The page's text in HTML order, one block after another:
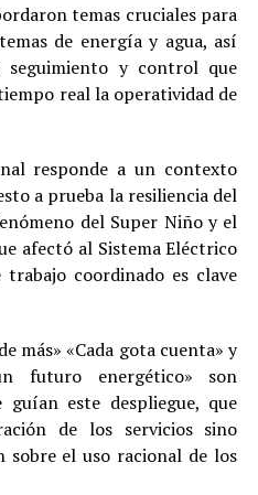
temas cruciales para
de energía y agua, así
seguimiento y control que
real la operatividad de
responde a un contexto
a prueba la resiliencia del
del Super Niño y el
afectó al Sistema Eléctrico
coordinado es clave
más» «Cada gota cuenta» y
futuro energético» son
este despliegue, que
de los servicios sino
sobre el uso racional de los